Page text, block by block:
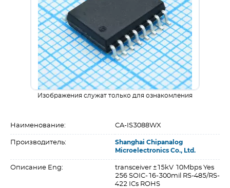
Изображения служат только для ознакомления
Наименование: CA-IS3088WX
Производитель:
Shanghai Chipanalog
Microelectronics Co., Ltd.
Описание Eng:
transceiver ±15kV 10Mbps Yes
256 SOIC-16-300mil RS-485/RS-
422 ICs ROHS